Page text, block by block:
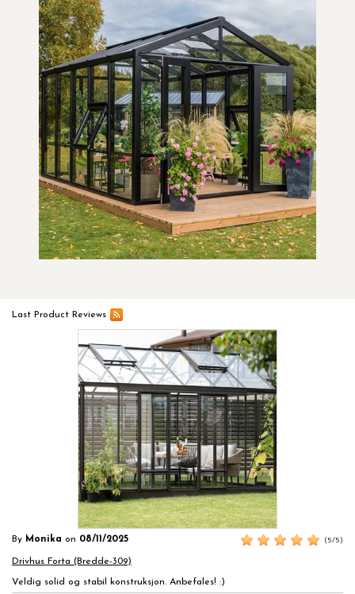
Last Product Reviews
By Monika on 08/11/2025 (5/5)
Drivhus Forta (Bredde-309)
Veldig solid og stabil konstruksjon. Anbefales! :)